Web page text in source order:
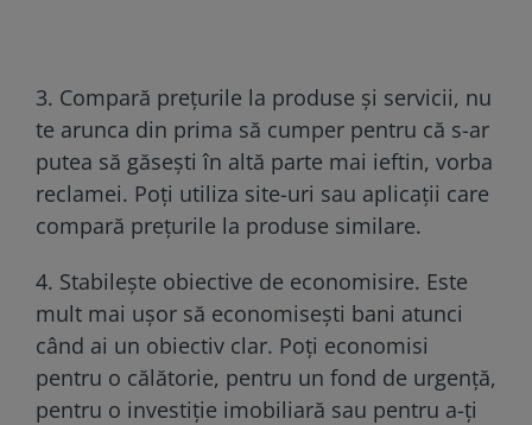
3. Compară prețurile la produse și servicii, nu
te arunca din prima să cumper pentru că s-ar
putea să găsești în altă parte mai ieftin, vorba
reclamei. Poți utiliza site-uri sau aplicații care
compară prețurile la produse similare.
4. Stabilește obiective de economisire. Este
mult mai ușor să economisești bani atunci
când ai un obiectiv clar. Poți economisi
pentru o călătorie, pentru un fond de urgență,
pentru o investiție imobiliară sau pentru a-ți